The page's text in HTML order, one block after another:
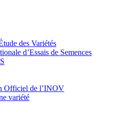
des Variétés
d’Essais de Semences
Officiel de l’INOV
variété